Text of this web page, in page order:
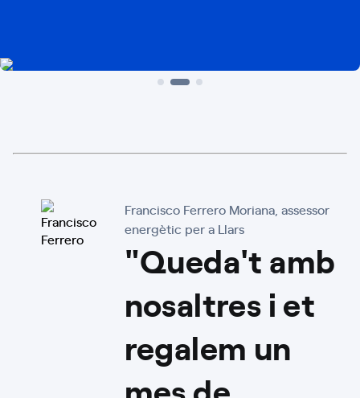
Francisco Ferrero Moriana, assessor
energètic per a Llars
"Queda't amb
nosaltres i et
regalem un